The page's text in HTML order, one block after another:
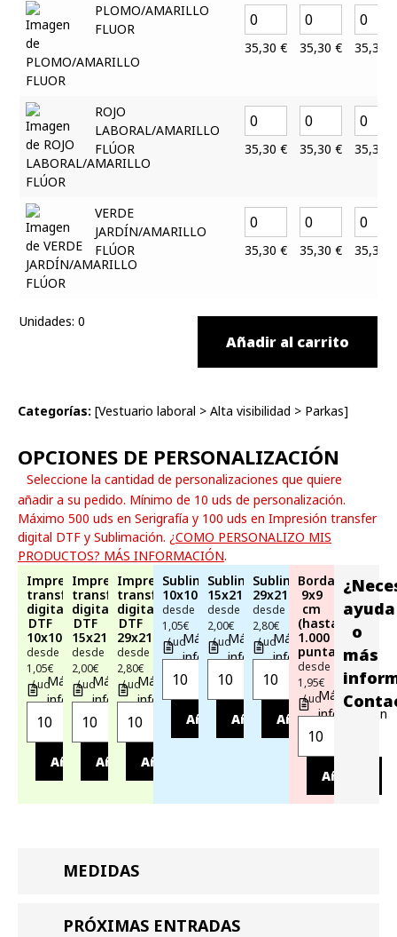
PLOMO/AMARILLO
FLUOR
35,30 € 35,30 € 35,30
ROJO
LABORAL/AMARILLO
FLÚOR
35,30 € 35,30 € 35,30
VERDE
JARDÍN/AMARILLO
FLÚOR
35,30 € 35,30 € 35,30
Unidades: 0
Añadir al carrito
Categorías: [Vestuario laboral > Alta visibilidad > Parkas]
OPCIONES DE PERSONALIZACIÓN
Seleccione la cantidad de personalizaciones que quiere
añadir a su pedido. Mínimo de 10 uds de personalización.
Máximo 500 uds en Serigrafía y 100 uds en Impresión transfer
digital DTF y Sublimación. ¿COMO PERSONALIZO MIS
PRODUCTOS? MÁS INFORMACIÓN.
Impresión
transfer
digital
DTF
10x10cm
desde
1,05€
/ udMás
información
Añadir
Impresión
transfer
digital
DTF
15x21cm
desde
2,00€
/ udMás
información
Añadir
Impresión
transfer
digital
DTF
29x21cm
desde
2,80€
/ udMás
información
Añadir
Sublimación
10x10cm
desde
1,05€
/ udMás
información
Añadir
Sublimación
15x21cm
desde
2,00€
/ udMás
información
Añadir
Sublimación
29x21cm
desde
2,80€
/ udMás
información
Añadir
Bordado
9x9
cm
(hasta
1.000
puntadas)
desde
1,95€
/ udMás
información
Añadir
ayuda
o
más
MEDIDAS
PRÓXIMAS ENTRADAS